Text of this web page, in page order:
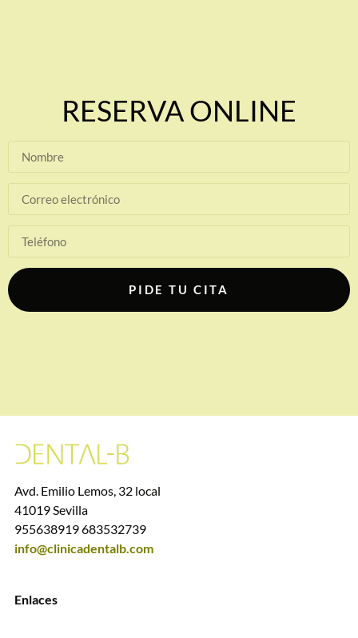
RESERVA ONLINE
PIDE TU CITA
Avd. Emilio Lemos, 32 local
41019 Sevilla
955638919 683532739
info@clinicadentalb.com
Enlaces